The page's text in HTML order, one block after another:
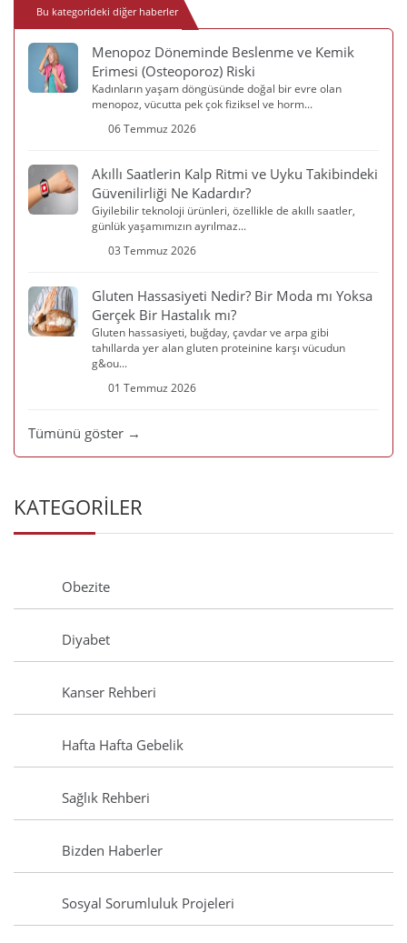
Bu kategorideki diğer haberler
Menopoz Döneminde Beslenme ve Kemik
Erimesi (Osteoporoz) Riski
Kadınların yaşam döngüsünde doğal bir evre olan
menopoz, vücutta pek çok fiziksel ve horm...
06 Temmuz 2026
Akıllı Saatlerin Kalp Ritmi ve Uyku Takibindeki
Güvenilirliği Ne Kadardır?
Giyilebilir teknoloji ürünleri, özellikle de akıllı saatler,
günlük yaşamımızın ayrılmaz...
03 Temmuz 2026
Gluten Hassasiyeti Nedir? Bir Moda mı Yoksa
Gerçek Bir Hastalık mı?
Gluten hassasiyeti, buğday, çavdar ve arpa gibi
tahıllarda yer alan gluten proteinine karşı vücudun
g&ou...
01 Temmuz 2026
Tümünü göster →
KATEGORİLER
Obezite
Diyabet
Kanser Rehberi
Hafta Hafta Gebelik
Sağlık Rehberi
Bizden Haberler
Sosyal Sorumluluk Projeleri